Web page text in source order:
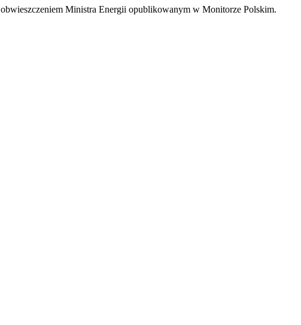
obwieszczeniem Ministra Energii opublikowanym w Monitorze Polskim.